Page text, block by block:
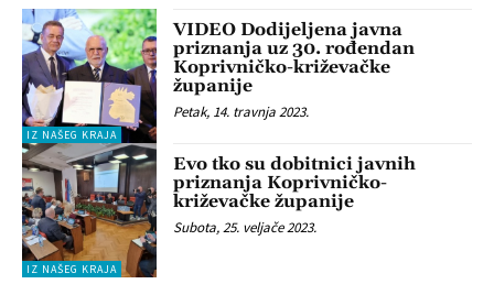
IZ NAŠEG KRAJA
VIDEO Dodijeljena javna
priznanja uz 30. rođendan
Koprivničko-križevačke
županije
Petak, 14. travnja 2023.
IZ NAŠEG KRAJA
Evo tko su dobitnici javnih
priznanja Koprivničko-
križevačke županije
Subota, 25. veljače 2023.